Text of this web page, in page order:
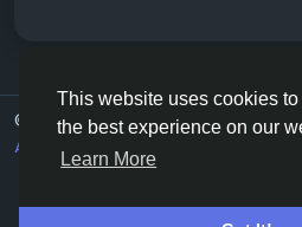
This website uses cookies
the best experience on our
Learn More
© 2026 G20Social
English
About
Terms